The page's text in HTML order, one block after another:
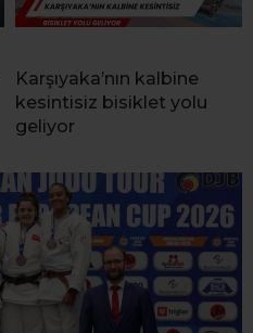
Karşıyaka’nın kalbine
kesintisiz bisiklet yolu
geliyor